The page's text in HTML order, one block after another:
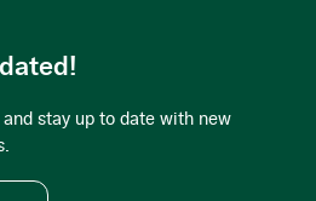
stay up to date with new